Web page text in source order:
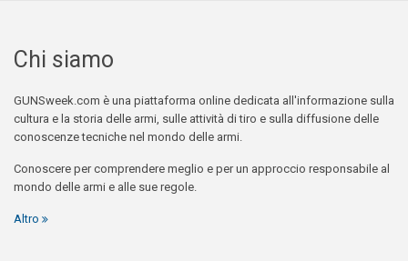
Chi siamo
GUNSweek.com è una piattaforma online dedicata all'informazione sulla
cultura e la storia delle armi, sulle attività di tiro e sulla diffusione delle
conoscenze tecniche nel mondo delle armi.
Conoscere per comprendere meglio e per un approccio responsabile al
mondo delle armi e alle sue regole.
Altro